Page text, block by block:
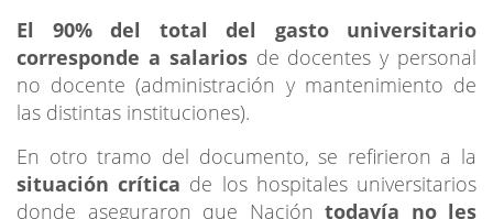
El 90% del total del gasto universitario
corresponde a salarios de docentes y personal
no docente (administración y mantenimiento de
las distintas instituciones).
En otro tramo del documento, se refirieron a la
situación crítica de los hospitales universitarios
donde aseguraron que Nación todavía no les